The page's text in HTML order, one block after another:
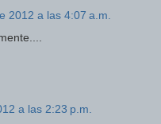
2012 a las 4:07 a.m.
a las 2:23 p.m.